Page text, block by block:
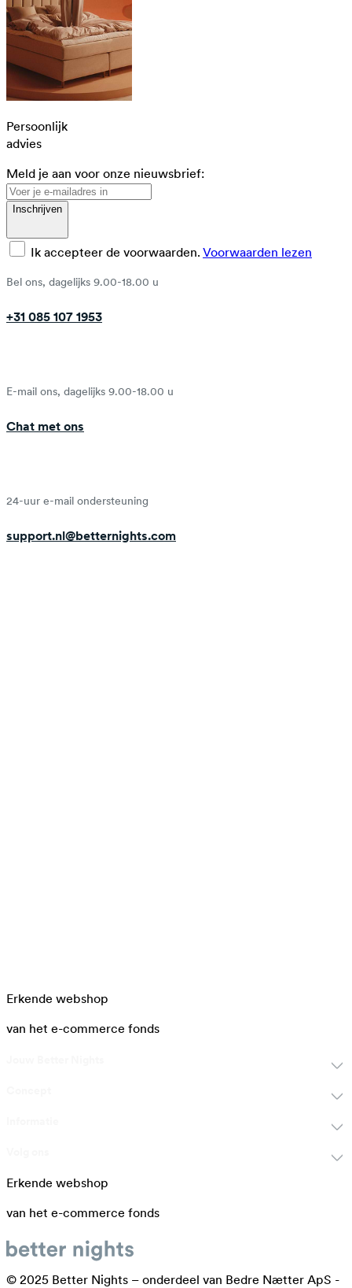
Persoonlijk
advies
Meld je aan voor onze nieuwsbrief:
Inschrijven
Ik accepteer de voorwaarden. Voorwaarden lezen
Bel ons, dagelijks 9.00-18.00 u
+31 085 107 1953
E-mail ons, dagelijks 9.00-18.00 u
Chat met ons
24-uur e-mail ondersteuning
support.nl@betternights.com
Erkende webshop
van het e-commerce fonds
Erkende webshop
van het e-commerce fonds
© 2025 Better Nights – onderdeel van Bedre Nætter ApS -